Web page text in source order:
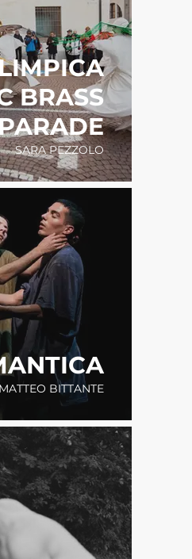
BRASS
SARA PEZZOLO
MATTEO BITTANTE